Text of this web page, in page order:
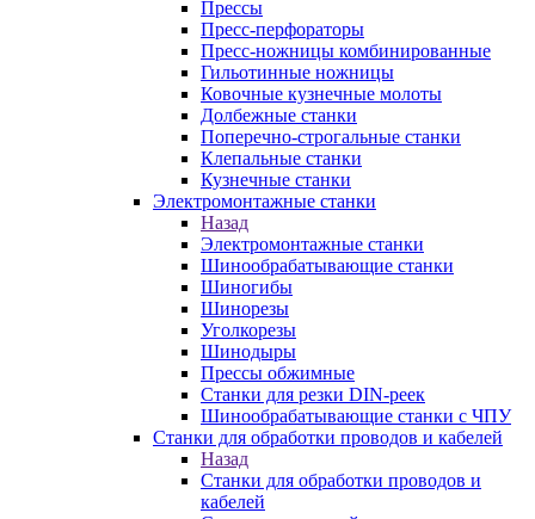
Прессы
Пресс-перфораторы
Пресс-ножницы комбинированные
Гильотинные ножницы
Ковочные кузнечные молоты
Долбежные станки
Поперечно-строгальные станки
Клепальные станки
Кузнечные станки
Электромонтажные станки
Назад
Электромонтажные станки
Шинообрабатывающие станки
Шиногибы
Шинорезы
Уголкорезы
Шинодыры
Прессы обжимные
Станки для резки DIN-реек
Шинообрабатывающие станки с ЧПУ
Станки для обработки проводов и кабелей
Назад
Станки для обработки проводов и
кабелей